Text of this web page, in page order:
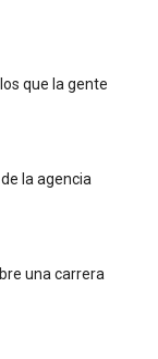
que la gente
la agencia
una carrera